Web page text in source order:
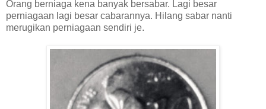
Orang berniaga kena banyak bersabar. Lagi besar
perniagaan lagi besar cabarannya. Hilang sabar nanti
merugikan perniagaan sendiri je.